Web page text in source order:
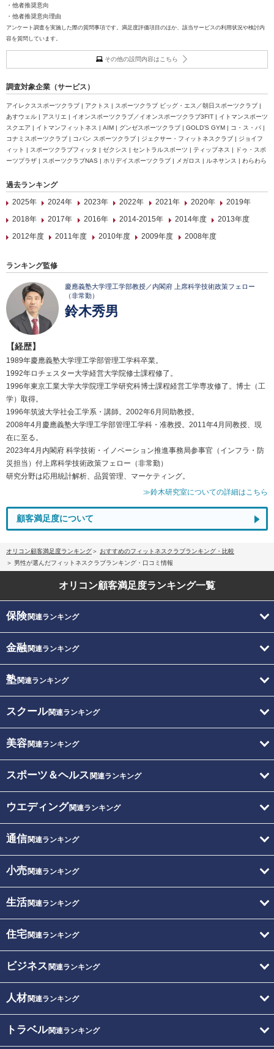
・他者推奨意向
・他者推奨意向理由
アンケート調査を実施した際の質問事項です。満足度評価項目のほか、該当サービスの利用状況や検討内
容を質問しています。
その他の設問内容はこちら
調査対象企業（サービス）
アイレクススポーツクラブ | アクトス | スポーツクラブ ビッグ・エス／朝日スポーツクラブ |
あすウェル | アスリエ | イオンスポーツクラブ／イオンスポーツクラブ3FIT | イトマンスポーツ
スクエア | イトマンフィットネス | AIM | グンゼスポーツクラブ | GOLD’S GYM | コ・ス・パ |
コナミスポーツクラブ | コパン スポーツクラブ | ジェクサー・フィットネスクラブ | ジョイフ
ィット | スポーツクラブフィッタ | ゼクシス | セントラルスポーツ | ティップネス | ドゥ・スポ
ーツプラザ | スポーツクラブNAS | ホリデイスポーツクラブ | メガロス | ルネサンス | わらわら
過去ランキング
2025年
2024年 2023年 2022年 2021年 2020年
2019年
2018年
2017年 2016年 2014-2015年 2014年度
2013年度
2012年度
2011年度 2010年度 2009年度 2008年度
ランキング監修
慶應義塾大学理工学部教授／内閣府 上席科学技術政策フェロー
（非常勤）
鈴木秀男
【経歴】
1989年慶應義塾大学理工学部管理工学科卒業。
1992年ロチェスター大学経営大学院修士課程修了。
1996年東京工業大学大学院理工学研究科博士課程経営工学専攻修了。博士（工
学）取得。
1996年筑波大学社会工学系・講師。2002年6月同助教授。
2008年4月慶應義塾大学理工学部管理工学科・准教授。2011年4月同教授、現
在に至る。
2023年4月内閣府 科学技術・イノベーション推進事務局参事官（インフラ・防
災担当）付上席科学技術政策フェロー（非常勤）
研究分野は応用統計解析、品質管理、マーケティング。
≫鈴木研究室についての詳細はこちら
顧客満足度について
オリコン顧客満足度ランキング
おすすめのフィットネスクラブランキング・比較
男性が選んだフィットネスクラブランキング・口コミ情報
オリコン顧客満足度ランキング一覧
保険関連ランキング
金融関連ランキング
塾関連ランキング
スクール関連ランキング
美容関連ランキング
スポーツ＆ヘルス 関連ランキング
ウエディング関連ランキング
通信関連ランキング
小売関連ランキング
生活関連ランキング
住宅関連ランキング
ビジネス 関連ランキング
人材関連ランキング
トラベル関連ランキング